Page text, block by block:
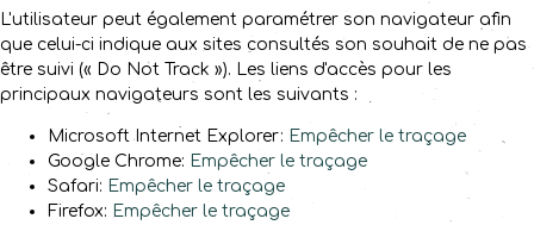
L'utilisateur peut également paramétrer son navigateur afin
que celui-ci indique aux sites consultés son souhait de ne pas
être suivi (« Do Not Track »). Les liens d'accès pour les
principaux navigateurs sont les suivants :
Microsoft Internet Explorer: Empêcher le traçage
Google Chrome: Empêcher le traçage
Safari: Empêcher le traçage
Firefox: Empêcher le traçage